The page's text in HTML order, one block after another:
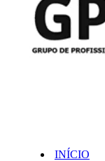
INÍCIO